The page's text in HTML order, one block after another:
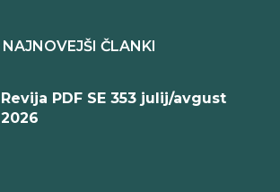
NAJNOVEJŠI ČLANKI
Revija PDF SE 353 julij/avgust
2026